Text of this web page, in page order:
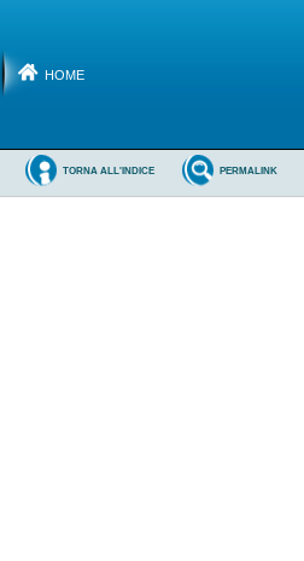
HOME
PERMALINK
TORNA ALL'INDICE